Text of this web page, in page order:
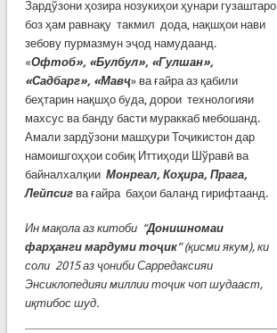
Зардўзони ҳозира нозукиҳои ҳунари гузаштаро
боз ҳам равнақу такмил дода, нақшҳои нави
зебову пурмазмун эҷод намудаанд.
«Офтоб», «Булбул», «Гулшан»,
«Садбарг», «Мавҷ» ва ғайра аз қабили
беҳтарин нақшҳо буда, дорои технологияи
махсус ва банду басти мураккаб мебошанд.
Амали зардўзони машҳури Тоҷикистон дар
намоишгоҳҳои собиқ Иттиҳоди Шўравӣ ва
байналхалқии Монреал, Коҳира, Прага,
Лейпсигва ғайра баҳои баланд гирифтаанд.
Ин мақола аз китоби “Донишномаи
фарҳанги мардуми тоҷик” (қисми якум), ки
соли 2015 аз ҷониби Сарредаксияи
Энсиклопедияи миллии тоҷик чоп шудааст,
иқтибос шуд.